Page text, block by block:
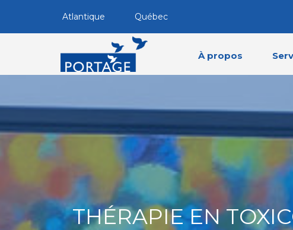
Atlantique Québec
À propos
THÉRAPIE EN